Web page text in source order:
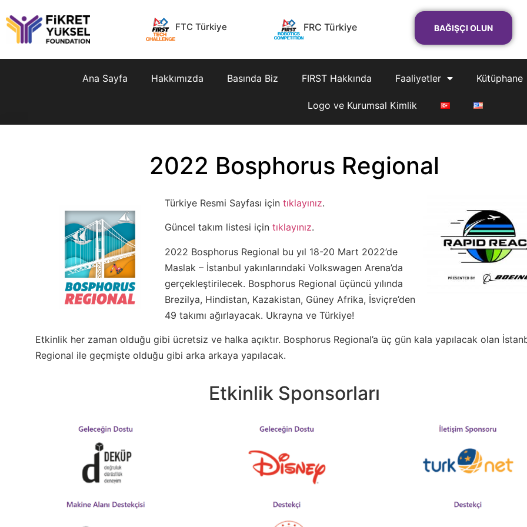
FTC Türkiye FRC Türkiye BAĞIŞÇI OLUN
Ana Sayfa Hakkımızda Basında Biz FIRST Hakkında Faaliyetler Kütüphane
Logo ve Kurumsal Kimlik
2022 Bosphorus Regional
Türkiye Resmi Sayfası için tıklayınız.
Güncel takım listesi için tıklayınız.
2022 Bosphorus Regional bu yıl 18-20 Mart 2022’de
Maslak – İstanbul yakınlarındaki Volkswagen Arena’da
gerçekleştirilecek. Bosphorus Regional üçüncü yılında
Brezilya, Hindistan, Kazakistan, Güney Afrika, İsviçre’den
49 takımı ağırlayacak. Ukrayna ve Türkiye!
Etkinlik her zaman olduğu gibi ücretsiz ve halka açıktır. Bosphorus Regional’a üç gün kala yapılacak olan
Regional ile geçmişte olduğu gibi arka arkaya yapılacak.
Etkinlik Sponsorları